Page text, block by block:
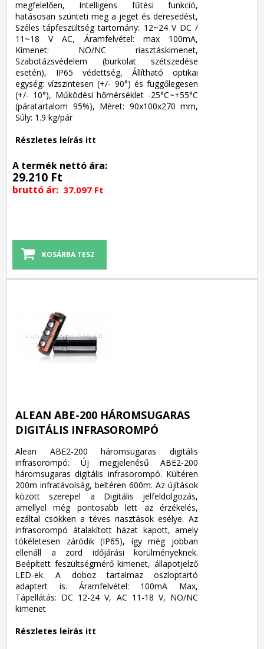
megfelelően, Intelligens fűtési funkció,
hatásosan szünteti meg a jeget és deresedést,
Széles tápfeszültség tartomány: 12~24 V DC /
11~18 V AC, Áramfelvétel: max 100mA,
Kimenet: NO/NC riasztáskimenet,
Szabotázsvédelem (burkolat szétszedése
esetén), IP65 védettség, Állítható optikai
egység: vízszintesen (+/- 90°) és függőlegesen
(+/- 10°), Működési hőmérséklet -25°C~+55°C
(páratartalom 95%), Méret: 90x100x270 mm,
Súly: 1.9 kg/pár
Részletes leírás itt
A termék nettó ára:
29.210 Ft
bruttó ár: 37.097 Ft
ALEAN ABE-200 HÁROMSUGARAS
DIGITÁLIS INFRASOROMPÓ
Alean ABE2-200 háromsugaras digitális
infrasorompó: Új megjelenésű ABE2-200
háromsugaras digitális infrasorompó. Kültéren
200m infratávolság, beltéren 600m. Az újítások
között szerepel a Digitális jelfeldolgozás,
amellyel még pontosabb lett az érzékelés,
ezáltal csökken a téves riasztások esélye. Az
infrasorompó átalakított házat kapott, amely
tökéletesen záródik (IP65), így még jobban
ellenáll a zord időjárási körülményeknek.
Beépített feszültségmérő kimenet, állapotjelző
LED-ek. A doboz tartalmaz oszloptartó
adaptert is. Áramfelvétel: 100mA Max,
Tápellátás: DC 12-24 V, AC 11-18 V, NO/NC
kimenet
Részletes leírás itt